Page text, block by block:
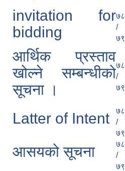
invitation for
bidding
७८
/
७९
आर्थिक प्रस्ताव
खोल्ने सम्बन्धीको
सूचना ।
७८
/
७९
Latter of Intent
७८
/
७९
आसयको सूचना
७८
/
७९